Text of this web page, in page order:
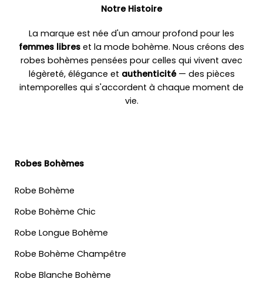
Notre Histoire
La marque est née d'un amour profond pour les
femmes libres et la mode bohème. Nous créons des
robes bohèmes pensées pour celles qui vivent avec
légèreté, élégance et authenticité— des pièces
intemporelles qui s'accordent à chaque moment de
vie.
Robes Bohèmes
Robe Bohème
Robe Bohème Chic
Robe Longue Bohème
Robe Bohème Champêtre
Robe Blanche Bohème